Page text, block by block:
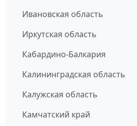
Ивановская область
Иркутская область
Кабардино-Балкария
Калининградская область
Калужская область
Камчатский край